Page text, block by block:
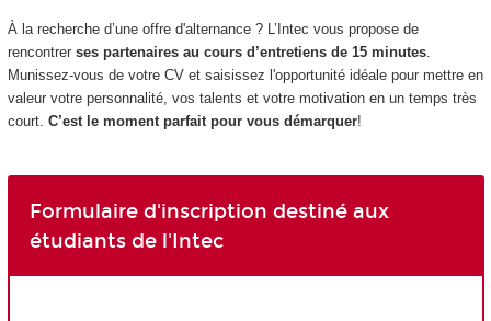
À la recherche d’une offre d'alternance ? L’Intec vous propose de
rencontrer ses partenaires au cours d’entretiens de 15 minutes.
Munissez-vous de votre CV et saisissez l'opportunité idéale pour mettre en
valeur votre personnalité, vos talents et votre motivation en un temps très
court. C’est le moment parfait pour vous démarquer!
Formulaire d'inscription destiné aux
étudiants de l'Intec